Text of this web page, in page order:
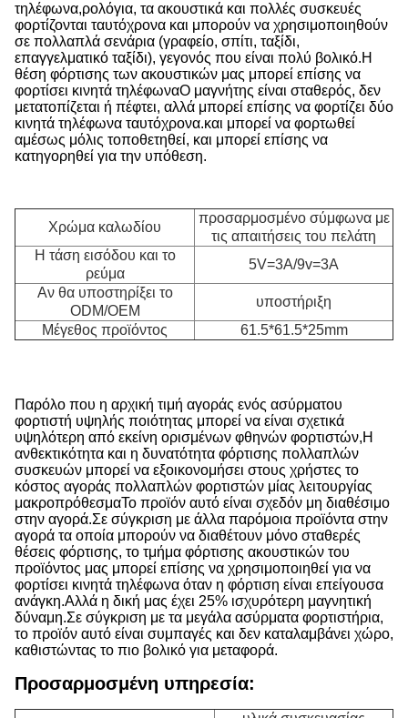
τηλέφωνα,ρολόγια, τα ακουστικά και πολλές συσκευές
φορτίζονται ταυτόχρονα και μπορούν να χρησιμοποιηθούν
σε πολλαπλά σενάρια (γραφείο, σπίτι, ταξίδι,
επαγγελματικό ταξίδι), γεγονός που είναι πολύ βολικό.Η
θέση φόρτισης των ακουστικών μας μπορεί επίσης να
φορτίσει κινητά τηλέφωναΟ μαγνήτης είναι σταθερός, δεν
μετατοπίζεται ή πέφτει, αλλά μπορεί επίσης να φορτίζει δύο
κινητά τηλέφωνα ταυτόχρονα.και μπορεί να φορτωθεί
αμέσως μόλις τοποθετηθεί, και μπορεί επίσης να
κατηγορηθεί για την υπόθεση.
Χρώμα καλωδίου
προσαρμοσμένο σύμφωνα με
τις απαιτήσεις του πελάτη
Η τάση εισόδου και το
ρεύμα
5V=3A/9v=3A
Αν θα υποστηρίξει το
ODM/OEM
υποστήριξη
Μέγεθος προϊόντος
61.5*61.5*25mm
Παρόλο που η αρχική τιμή αγοράς ενός ασύρματου
φορτιστή υψηλής ποιότητας μπορεί να είναι σχετικά
υψηλότερη από εκείνη ορισμένων φθηνών φορτιστών,Η
ανθεκτικότητα και η δυνατότητα φόρτισης πολλαπλών
συσκευών μπορεί να εξοικονομήσει στους χρήστες το
κόστος αγοράς πολλαπλών φορτιστών μίας λειτουργίας
μακροπρόθεσμαΤο προϊόν αυτό είναι σχεδόν μη διαθέσιμο
στην αγορά.Σε σύγκριση με άλλα παρόμοια προϊόντα στην
αγορά τα οποία μπορούν να διαθέτουν μόνο σταθερές
θέσεις φόρτισης, το τμήμα φόρτισης ακουστικών του
προϊόντος μας μπορεί επίσης να χρησιμοποιηθεί για να
φορτίσει κινητά τηλέφωνα όταν η φόρτιση είναι επείγουσα
ανάγκη.Αλλά η δική μας έχει 25% ισχυρότερη μαγνητική
δύναμη.Σε σύγκριση με τα μεγάλα ασύρματα φορτιστήρια,
το προϊόν αυτό είναι συμπαγές και δεν καταλαμβάνει χώρο,
καθιστώντας το πιο βολικό για μεταφορά.
Προσαρμοσμένη υπηρεσία: